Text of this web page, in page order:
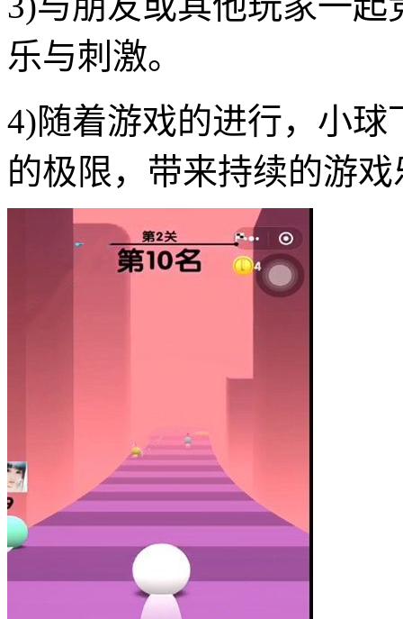
乐与刺激。
4)随着游戏的进行，小
的极限，带来持续的游